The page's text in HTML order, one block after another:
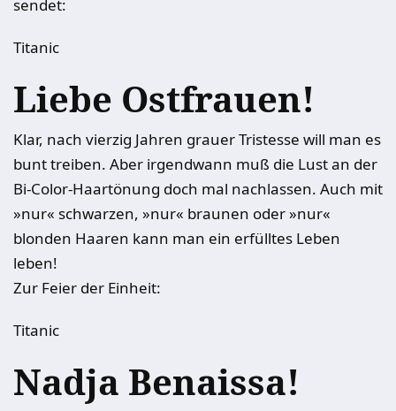
sendet:
Titanic
Liebe Ostfrauen!
Klar, nach vierzig Jahren grauer Tristesse will man es
bunt treiben. Aber irgendwann muß die Lust an der
Bi-Color-Haartönung doch mal nachlassen. Auch mit
»nur« schwarzen, »nur« braunen oder »nur«
blonden Haaren kann man ein erfülltes Leben
leben!
Zur Feier der Einheit:
Titanic
Nadja Benaissa!